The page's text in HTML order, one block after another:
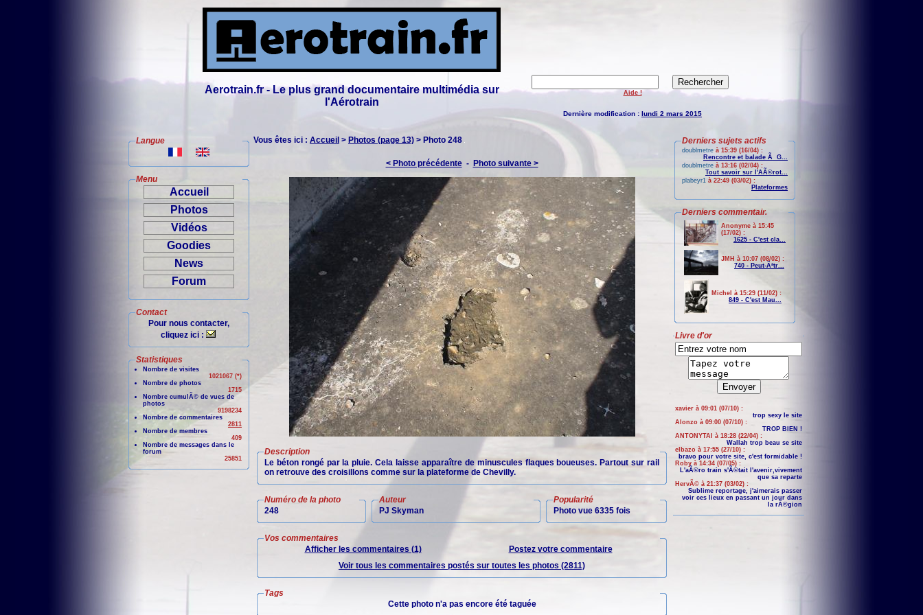
Aerotrain.fr - Le plus grand documentaire multimédia sur
l'Aérotrain
Aide !
Dernière modification : lundi 2 mars 2015
Langue
Menu
Accueil
Photos
Vidéos
Goodies
News
Forum
Contact
Pour nous contacter,
cliquez ici :
Statistiques
Nombre de visites
1021067 (*)
Nombre de photos
1715
Nombre cumulÃ© de vues de
photos
9198234
Nombre de commentaires
2811
Nombre de membres
409
Nombre de messages dans le
forum
25851
Vous êtes ici : Accueil > Photos (page 13) > Photo 248
< Photo précédente- Photo suivante >
Description
Le béton rongé par la pluie. Cela laisse apparaître de minuscules flaques boueuses. Partout sur rail
on retrouve des croisillons comme sur la plateforme de Chevilly.
Numéro de la photo
248
Auteur
PJ Skyman
Popularité
Photo vue 6335 fois
Vos commentaires
Afficher les commentaires (1)
Postez votre commentaire
Voir tous les commentaires postés sur toutes les photos (2811)
Tags
Cette photo n'a pas encore été taguée
Derniers sujets actifs
doublmetre à 15:39 (16/04) :
Rencontre et balade Ã G...
doublmetre à 13:16 (02/04) :
Tout savoir sur l'AÃ©rot...
plabeyr1 à 22:49 (03/02) :
Plateformes
Derniers commentair.
Anonyme à 15:45
(17/02) :
1625 - C'est cla...
JMH à 10:07 (08/02) :
740 - Peut-Ãªtr...
Michel à 15:29 (11/02) :
849 - C'est Mau...
Livre d'or
xavier à 09:01 (07/10) :
trop sexy le site
Alonzo à 09:00 (07/10) :
TROP BIEN !
ANTONYTAI à 18:28 (22/04) :
Wallah trop beau se site
elbazo à 17:55 (27/10) :
bravo pour votre site, c'est formidable !
Roby à 14:34 (07/05) :
L'aÃ©ro train s'Ã©tait l'avenir,vivement
que sa reparte
HervÃ© à 21:37 (03/02) :
Sublime reportage, j'aimerais passer
voir ces lieux en passant un jour dans
la rÃ©gion